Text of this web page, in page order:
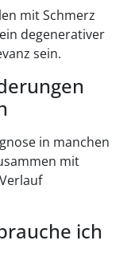
mit Schmerz
degenerativer
sein.
in manchen
mit
ich